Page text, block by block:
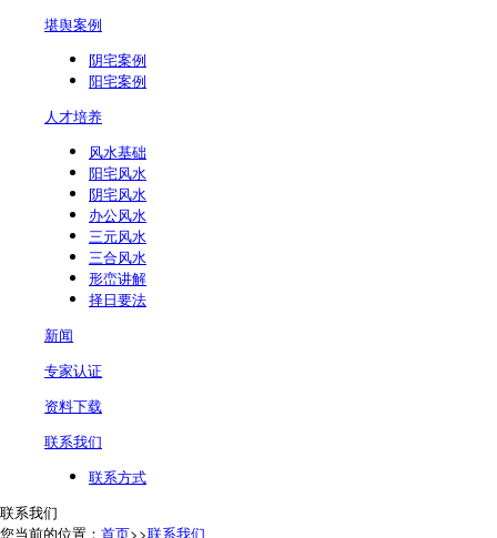
堪舆案例
阴宅案例
阳宅案例
人才培养
风水基础
阳宅风水
阴宅风水
办公风水
三元风水
三合风水
形峦讲解
择日要法
新闻
专家认证
资料下载
联系我们
联系方式
联系我们
您当前的位置： 首页>>联系我们